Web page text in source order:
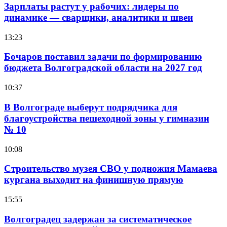
Зарплаты растут у рабочих: лидеры по
динамике — сварщики, аналитики и швеи
13:23
Бочаров поставил задачи по формированию
бюджета Волгоградской области на 2027 год
10:37
В Волгограде выберут подрядчика для
благоустройства пешеходной зоны у гимназии
№ 10
10:08
Строительство музея СВО у подножия Мамаева
кургана выходит на финишную прямую
15:55
Волгоградец задержан за систематическое